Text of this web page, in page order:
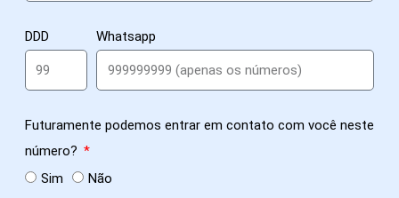
DDD Whatsapp
Futuramente podemos entrar em contato com você neste
número?
Sim
Não